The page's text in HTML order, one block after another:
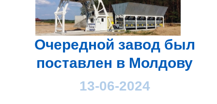
Очередной завод был
поставлен в Молдову
13-06-2024